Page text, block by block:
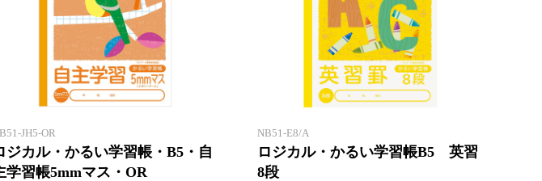
アー用紙」を使用したロジカ
JH5-OR
ジカル・かるい学習帳・B5・自
学習帳5mmマス・OR
「エアー用紙」を使用したロジカ
NB51-E8/A
ロジカル・かるい学習帳B5 英習
8段